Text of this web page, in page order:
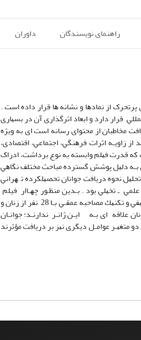
راهنمای نویسندگان داوران
از ﻧﻤﺎدﻫﺎ و ﻧﺸﺎﻧﻪ ﻫﺎ ﻗﺮار داده اﺳﺖ .
ﻗﺮار دارد و اﺑﻌﺎد اﺛﺮﮔﺬاری آن در ﺑﺴﻴﺎری
ﻣﺨﺎﻃﺒﺎن از ﻣﺤﺘﻮای رﺳﺎﻧﻪ اﺳﺖ ای ﺑﻪ وﻳﮋه
زاوﻳـﻪ اﺛﺮات ﻓﺮﻫﻨﮕﻲ، اﺟﺘﻤﺎﻋﻲ، اﻗﺘﺼﺎدی،
ﻗﺪرت ﻓﻴﻠﻢ واﺑﺴﺘﻪ ﺑﻪ ﻧﻮع ﺑﺮداﺷﺖ، ادراک
ﺑـﻪ دﻟﻴﻞ ﭘﻮﺷﺶ ﮔﺴﺘﺮده ﻣﺒﺎﺣﺚ ﻣﺨﺘﻠﻒ ﻧﮕﺎﻫﻲ
ﻧﺤﻮه درﻳﺎﻓﺖ ﺟﻮاﻧﺎن ﺗﺤﺼﻴﻠﻜﺮده ﺗ ﻬﺮاﻧﻲ
ـ ﺗﺨﻴﻠﻲ ﺑﻮد . ﺑـﺪﻳﻦ ﻣﻨﻈـﻮر ﭼﻬـﺎار فیلم
2001 1 ادﻳـﺴﻪ ﻓـﻀﺎﻳﻲ، ﻣـﺎﺗﺮﻳﻜﺲ ﻫـﻮش، ﻣﺼﻨﻮﻋﻲ و ﭼﻬﺎر ﺷﮕﻔﺖ اﻧﮕﻴﺰ اﻧﺘﺨﺎب ﺷﺪه اﺳﺖ و ﺑﺎ ﻛﻤﻚ روش ﻛﻴﻔﻲ و ﺗﻜﻨﻴﻚ ﻣﺼﺎﺣﺒﻪ ﻋﻤﻘـﻲ ﺑـﺎ 28 ﻧﻔﺮ از زﻧﺎن و
ای ﺑـﻪ اﻳـﻦ ژاﻧـﺮ ﻧﺪارﻧـﺪ؛ ﺟﻮاﻧـﺎن
ﻣﺘﻐﻴـﺮ ﻋﻮاﻣـﻞ دﻳﮕﺮی ﻧﻴﺰ ﺑﺮ درﻳﺎﻓﺖ ﻣﺆﺛﺮﻧﺪ